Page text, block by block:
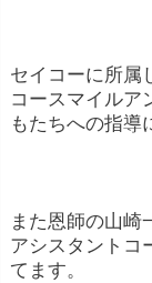
セイコーに所属
コースマイルア
もたちへの指導
また恩師の山崎
アシスタントコ
てます。